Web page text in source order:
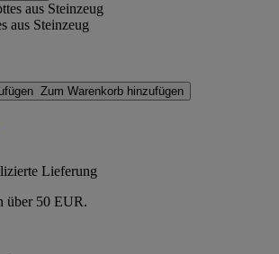
aus Steinzeug
Zum Warenkorb hinzufügen
Lieferung
über 50 EUR.